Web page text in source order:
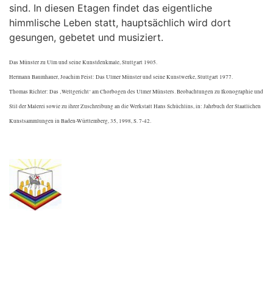
sind. In diesen Etagen findet das eigentliche
himmlische Leben statt, hauptsächlich wird dort
gesungen, gebetet und musiziert.
Das Münster zu Ulm und seine Kunstdenkmale, Stuttgart 1905.
Hermann Baumhauer, Joachim Feist: Das Ulmer Münster und seine Kunstwerke, Stuttgart 1977.
Thomas Richter: Das ‚Weltgericht‘ am Chorbogen des Ulmer Münsters. Beobachtungen zu Ikonographie und
Stil der Malerei sowie zu ihrer Zuschreibung an die Werkstatt Hans Schüchlins, in: Jahrbuch der Staatlichen
Kunstsammlungen in Baden-Württemberg, 35, 1998, S. 7-42.